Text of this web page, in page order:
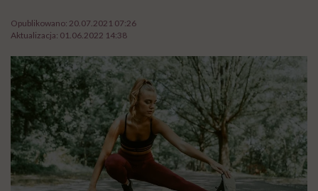
Opublikowano: 20.07.2021 07:26
Aktualizacja: 01.06.2022 14:38